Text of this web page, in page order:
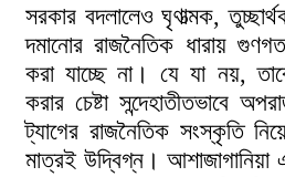
সরকার বদলালেও ঘৃণাত্মক,
দমানোর রাজনৈতিক ধারায়
করা যাচ্ছে না। যে যা নয়,
করার চেষ্টা সন্দেহাতীতভাবে
ট্যাগের রাজনৈতিক সংস্কৃতি
মাত্রই উদ্বিগ্ন।